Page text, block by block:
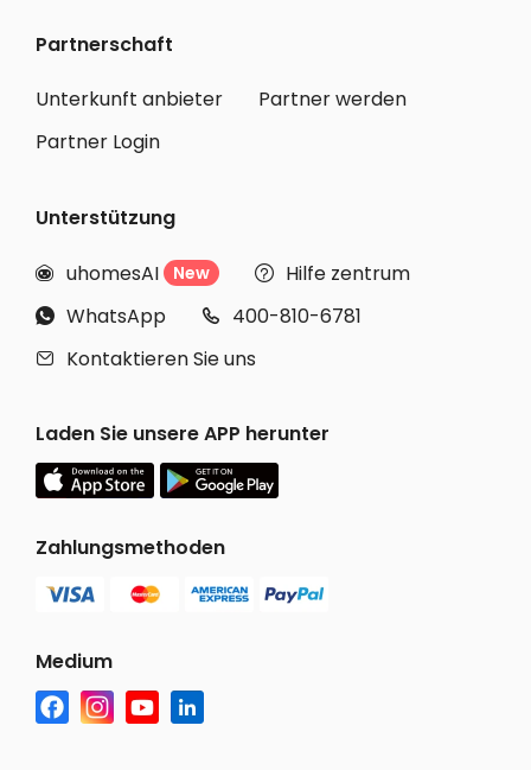
Partnerschaft
Unterkunft anbieter
Partner werden
Partner Login
Unterstützung
 uhomesAI New  Hilfe zentrum
 WhatsApp  400-810-6781
 Kontaktieren Sie uns
Laden Sie unsere APP herunter
Zahlungsmethoden
Medium